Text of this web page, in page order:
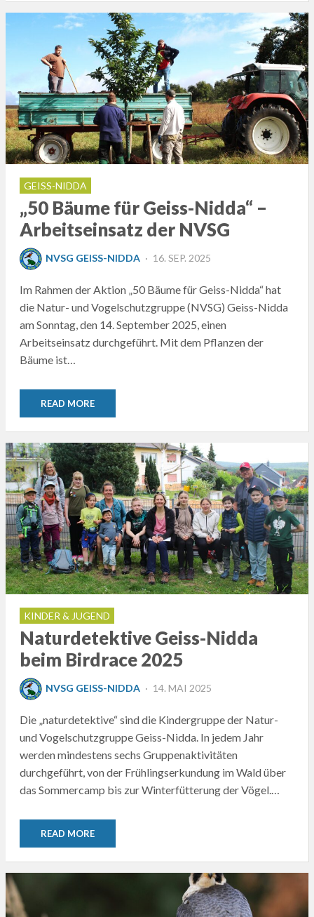
GEISS-NIDDA
„50 Bäume für Geiss-Nidda“ –
Arbeitseinsatz der NVSG
NVSG GEISS-NIDDA
POSTED
16. SEP. 2025
Im Rahmen der Aktion „50 Bäume für Geiss-Nidda“ hat
die Natur- und Vogelschutzgruppe (NVSG) Geiss-Nidda
am Sonntag, den 14. September 2025, einen
Arbeitseinsatz durchgeführt. Mit dem Pflanzen der
Bäume ist…
READ MORE
KINDER & JUGEND
Naturdetektive Geiss-Nidda
beim Birdrace 2025
NVSG GEISS-NIDDA
POSTED
14. MAI 2025
Die „naturdetektive“ sind die Kindergruppe der Natur-
und Vogelschutzgruppe Geiss-Nidda. In jedem Jahr
werden mindestens sechs Gruppenaktivitäten
durchgeführt, von der Frühlingserkundung im Wald über
das Sommercamp bis zur Winterfütterung der Vögel.…
READ MORE